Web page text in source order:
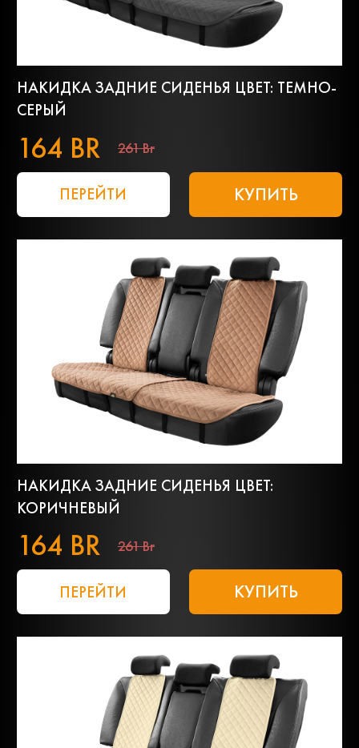
НАКИДКА ЗАДНИЕ СИДЕНЬЯ ЦВЕТ: ТЕМНО-
СЕРЫЙ
164 BR 261 Br
ПЕРЕЙТИ КУПИТЬ
НАКИДКА ЗАДНИЕ СИДЕНЬЯ ЦВЕТ:
КОРИЧНЕВЫЙ
164 BR 261 Br
ПЕРЕЙТИ КУПИТЬ